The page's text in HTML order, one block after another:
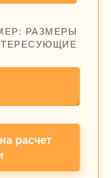
РАЗМЕРЫ
расчет